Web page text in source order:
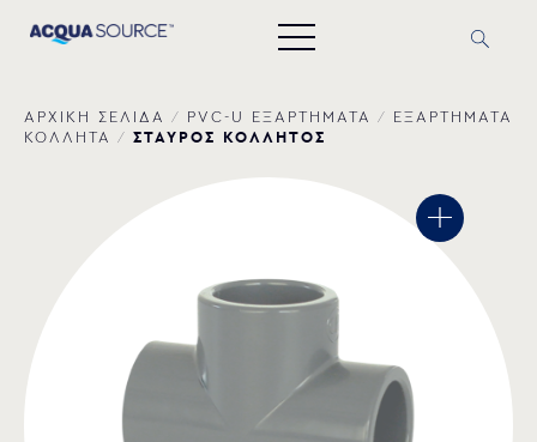
ΑΡΧΙΚΗ ΣΕΛΙΔΑ / PVC-U ΕΞΑΡΤΗΜΑΤΑ /
ΕΞΑΡΤΗΜΑΤΑ
ΚΟΛΛΗΤΑ
/ ΣΤΑΥΡΟΣ ΚΟΛΛΗΤΟΣ